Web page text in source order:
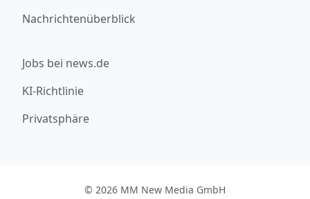
Nachrichtenüberblick
Jobs bei news.de
KI-Richtlinie
Privatsphäre
© 2026 MM New Media GmbH